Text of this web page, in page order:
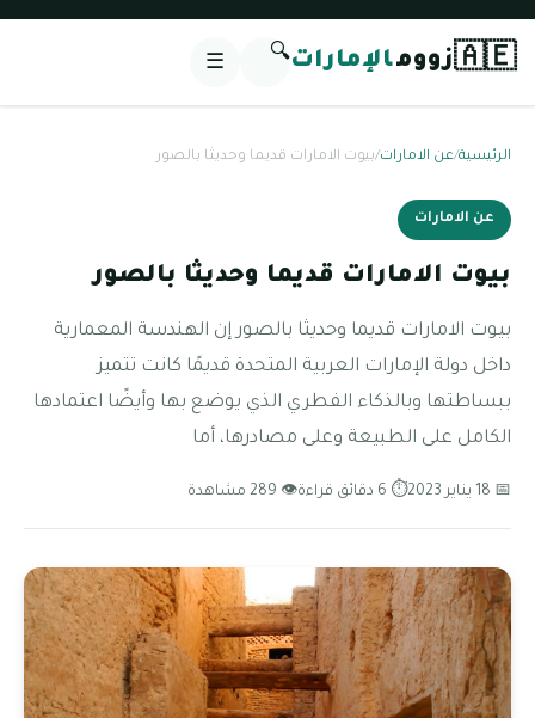
🇦🇪زوومالإمارات🔍
☰
الرئيسية/عن الامارات/بيوت الامارات قديما وحديثا بالصور
عن الامارات
بيوت الامارات قديما وحديثا بالصور
بيوت الامارات قديما وحديثا بالصور إن الهندسة المعمارية
داخل دولة الإمارات العربية المتحدة قديمًا كانت تتميز
ببساطتها وبالذكاء الفطري الذي يوضع بها وأيضًا اعتمادها
الكامل على الطبيعة وعلى مصادرها، أما
📅 18 يناير 2023 ⏱ 6 دقائق قراءة 👁 289 مشاهدة